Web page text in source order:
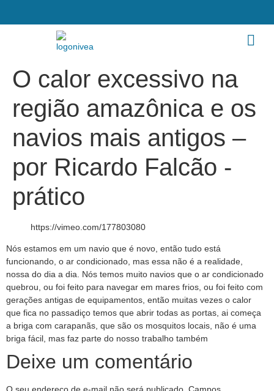
O calor excessivo na
região amazônica e os
navios mais antigos –
por Ricardo Falcão -
prático
https://vimeo.com/177803080
Nós estamos em um navio que é novo, então tudo está
funcionando, o ar condicionado, mas essa não é a realidade,
nossa do dia a dia. Nós temos muito navios que o ar condicionado
quebrou, ou foi feito para navegar em mares frios, ou foi feito com
gerações antigas de equipamentos, então muitas vezes o calor
que fica no passadiço temos que abrir todas as portas, ai começa
a briga com carapanãs, que são os mosquitos locais, não é uma
briga fácil, mas faz parte do nosso trabalho também
Deixe um comentário